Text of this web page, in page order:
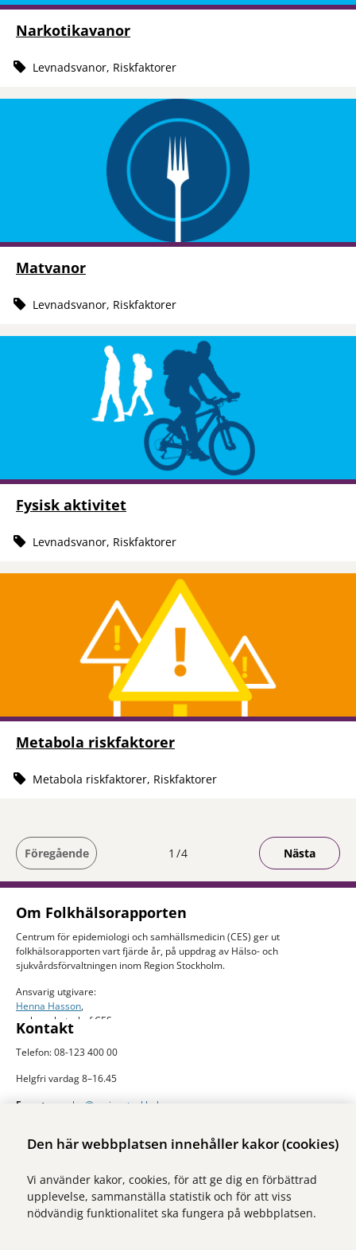
Den här webbplatsen innehåller kakor (cookies)
Vi använder kakor, cookies, för att ge dig en förbättrad
upplevelse, sammanställa statistik och för att viss
nödvändig funktionalitet ska fungera på webbplatsen.
Narkotikavanor
Levnadsvanor, Riskfaktorer
Matvanor
Levnadsvanor, Riskfaktorer
Fysisk aktivitet
Levnadsvanor, Riskfaktorer
Metabola riskfaktorer
Metabola riskfaktorer, Riskfaktorer
Föregående Du är på sida
1 4 Nästa
Om Folkhälsorapporten
Centrum för epidemiologi och samhällsmedicin (CES) ger ut
folkhälsorapporten vart fjärde år, på uppdrag av Hälso- och
sjukvårdsförvaltningen inom Region Stockholm.
Ansvarig utgivare:
Henna Hasson,
verksamhetschef CES
Kontakt
Telefon: 08-123 400 00
Helgfri vardag 8–16.45
E-post:
ces.slso@regionstockholm.se
Mer folkhälsodata
Stockholms län. Sidan drivs av Centrum för epidemiologi och
samhällsmedicin inom Region Stockholm.
Besök webbplatsen